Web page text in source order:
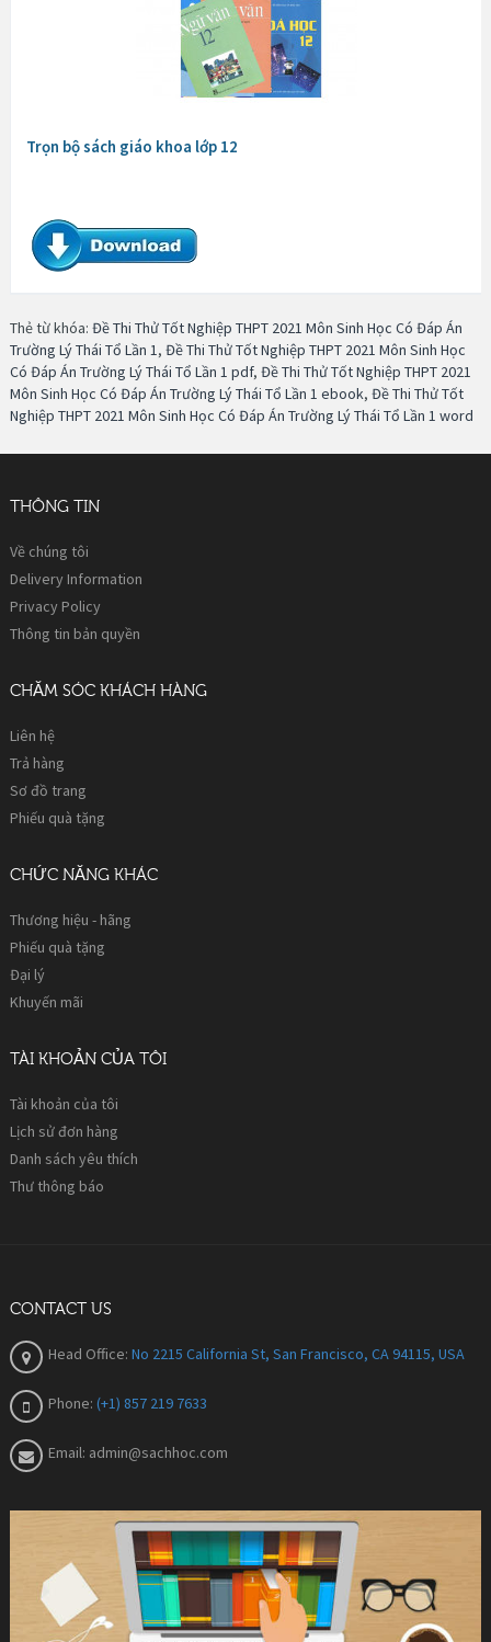
Trọn bộ sách giáo khoa lớp 12
Thẻ từ khóa: Đề Thi Thử Tốt Nghiệp THPT 2021 Môn Sinh Học Có Đáp Án
Trường Lý Thái Tổ Lần 1, Đề Thi Thử Tốt Nghiệp THPT 2021 Môn Sinh Học
Có Đáp Án Trường Lý Thái Tổ Lần 1 pdf, Đề Thi Thử Tốt Nghiệp THPT 2021
Môn Sinh Học Có Đáp Án Trường Lý Thái Tổ Lần 1 ebook, Đề Thi Thử Tốt
Nghiệp THPT 2021 Môn Sinh Học Có Đáp Án Trường Lý Thái Tổ Lần 1 word
THÔNG TIN
Về chúng tôi
Delivery Information
Privacy Policy
Thông tin bản quyền
CHĂM SÓC KHÁCH HÀNG
Liên hệ
Trả hàng
Sơ đồ trang
Phiếu quà tặng
CHỨC NĂNG KHÁC
Thương hiệu - hãng
Phiếu quà tặng
Đại lý
Khuyến mãi
TÀI KHOẢN CỦA TÔI
Tài khoản của tôi
Lịch sử đơn hàng
Danh sách yêu thích
Thư thông báo
CONTACT US
Head Office: No 2215 California St, San Francisco, CA 94115, USA
Phone: (+1) 857 219 7633
Email: admin@sachhoc.com